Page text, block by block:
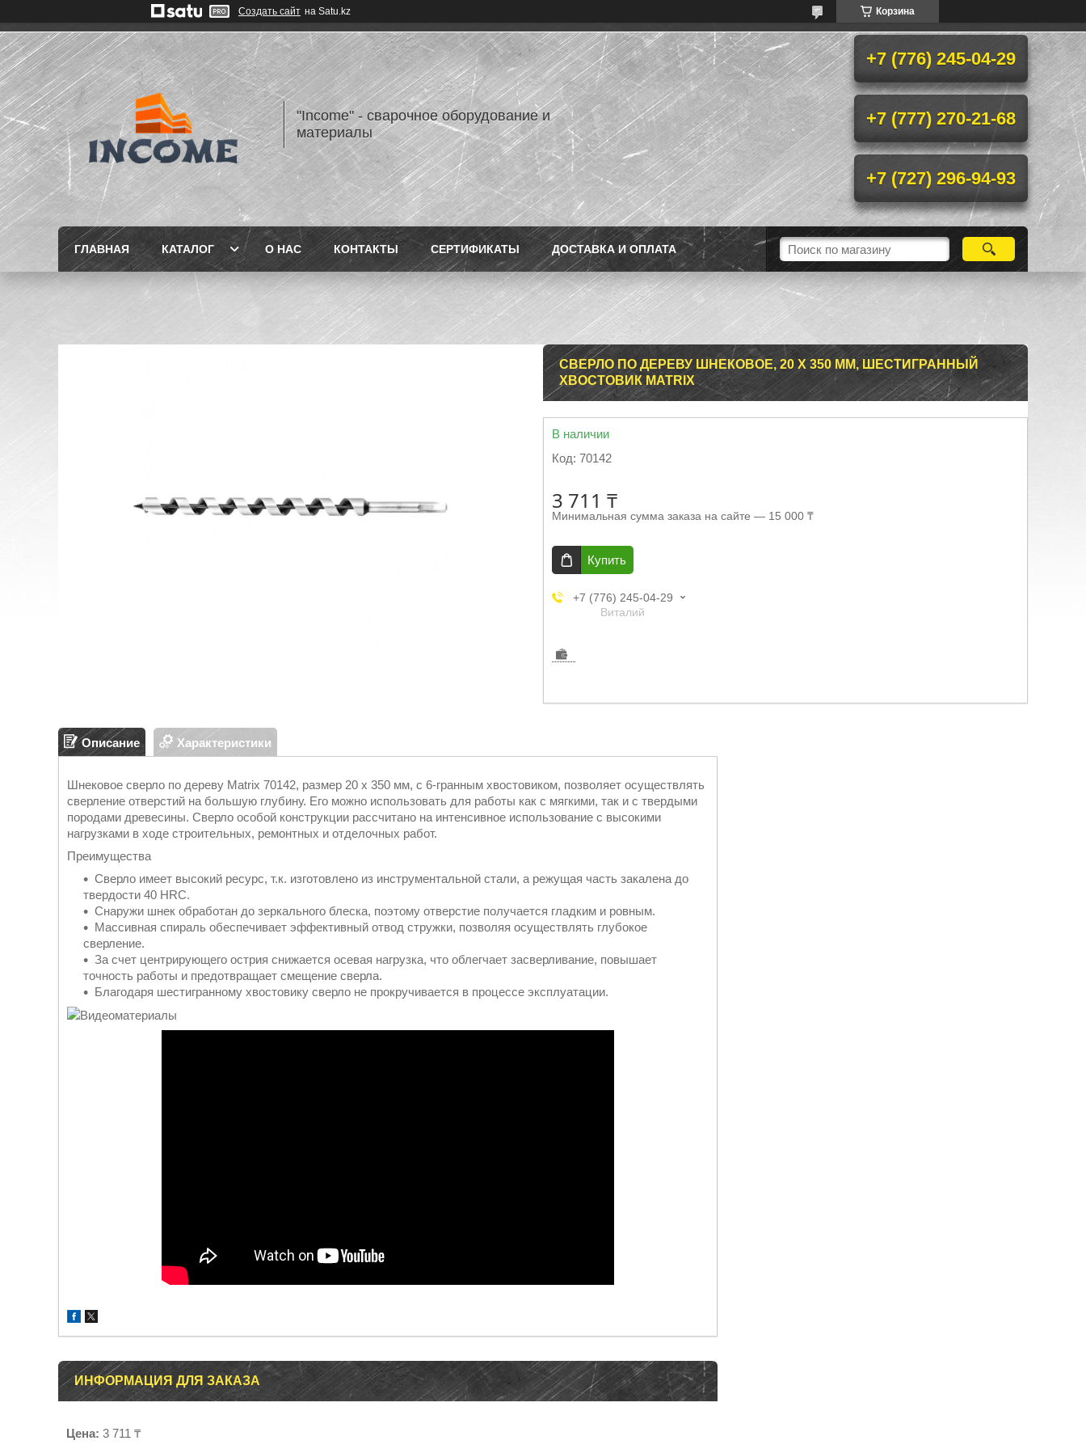
Создать сайт на Satu.kz Корзина
"Income" - сварочное оборудование и
материалы
+7 (776) 245-04-29
+7 (777) 270-21-68
+7 (727) 296-94-93
ГЛАВНАЯ КАТАЛОГ О НАС КОНТАКТЫ СЕРТИФИКАТЫ ДОСТАВКА И ОПЛАТА
СВЕРЛО ПО ДЕРЕВУ ШНЕКОВОЕ, 20 Х 350 ММ, ШЕСТИГРАННЫЙ
ХВОСТОВИК MATRIX
В наличии
Код: 70142
3 711 ₸
Минимальная сумма заказа на сайте — 15 000 ₸
Купить
+7 (776) 245-04-29
Виталий
Описание Характеристики
Шнековое сверло по дереву Matrix 70142, размер 20 х 350 мм, с 6-гранным хвостовиком, позволяет осуществлять
сверление отверстий на большую глубину. Его можно использовать для работы как с мягкими, так и с твердыми
породами древесины. Сверло особой конструкции рассчитано на интенсивное использование с высокими
нагрузками в ходе строительных, ремонтных и отделочных работ.
Преимущества
Сверло имеет высокий ресурс, т.к. изготовлено из инструментальной стали, а режущая часть закалена до
твердости 40 HRC.
Снаружи шнек обработан до зеркального блеска, поэтому отверстие получается гладким и ровным.
Массивная спираль обеспечивает эффективный отвод стружки, позволяя осуществлять глубокое
сверление.
За счет центрирующего острия снижается осевая нагрузка, что облегчает засверливание, повышает
точность работы и предотвращает смещение сверла.
Благодаря шестигранному хвостовику сверло не прокручивается в процессе эксплуатации.
Видеоматериалы
ИНФОРМАЦИЯ ДЛЯ ЗАКАЗА
Цена: 3 711 ₸